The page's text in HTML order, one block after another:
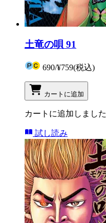
土竜の唄 91
690/¥759(税込)
カートに追加
カートに追加しました
試し読み